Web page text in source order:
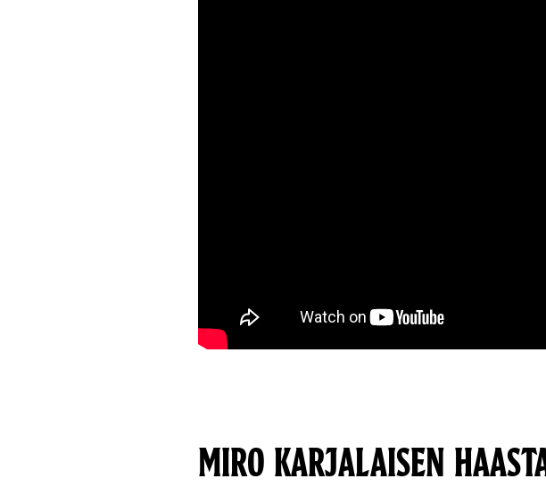
MIRO KARJALAISEN